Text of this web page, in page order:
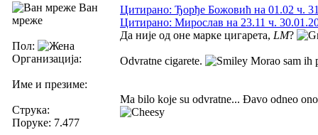
Ван
мреже
Пол:
Организација:
Име и презиме:
Струка:
Поруке: 7.477
Цитирано: Ђорђе Божовић на 01.02 ч.
Цитирано: Мирослав на 23.11 ч.
Да није од оне марке цигарета, LM?
Odvratne cigarete. Morao sam ih
Ma bilo koje su odvratne... Đavo odneo